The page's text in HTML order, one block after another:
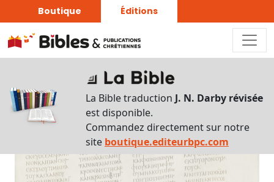
Boutique Éditions
La Bible traduction J. N. Darby révisée
est disponible.
Commandez directement sur notre
site boutique.editeurbpc.com
Recherche
Rechercher
par